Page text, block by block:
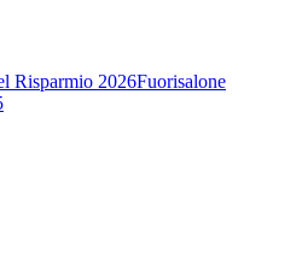
Risparmio 2026Fuorisalone